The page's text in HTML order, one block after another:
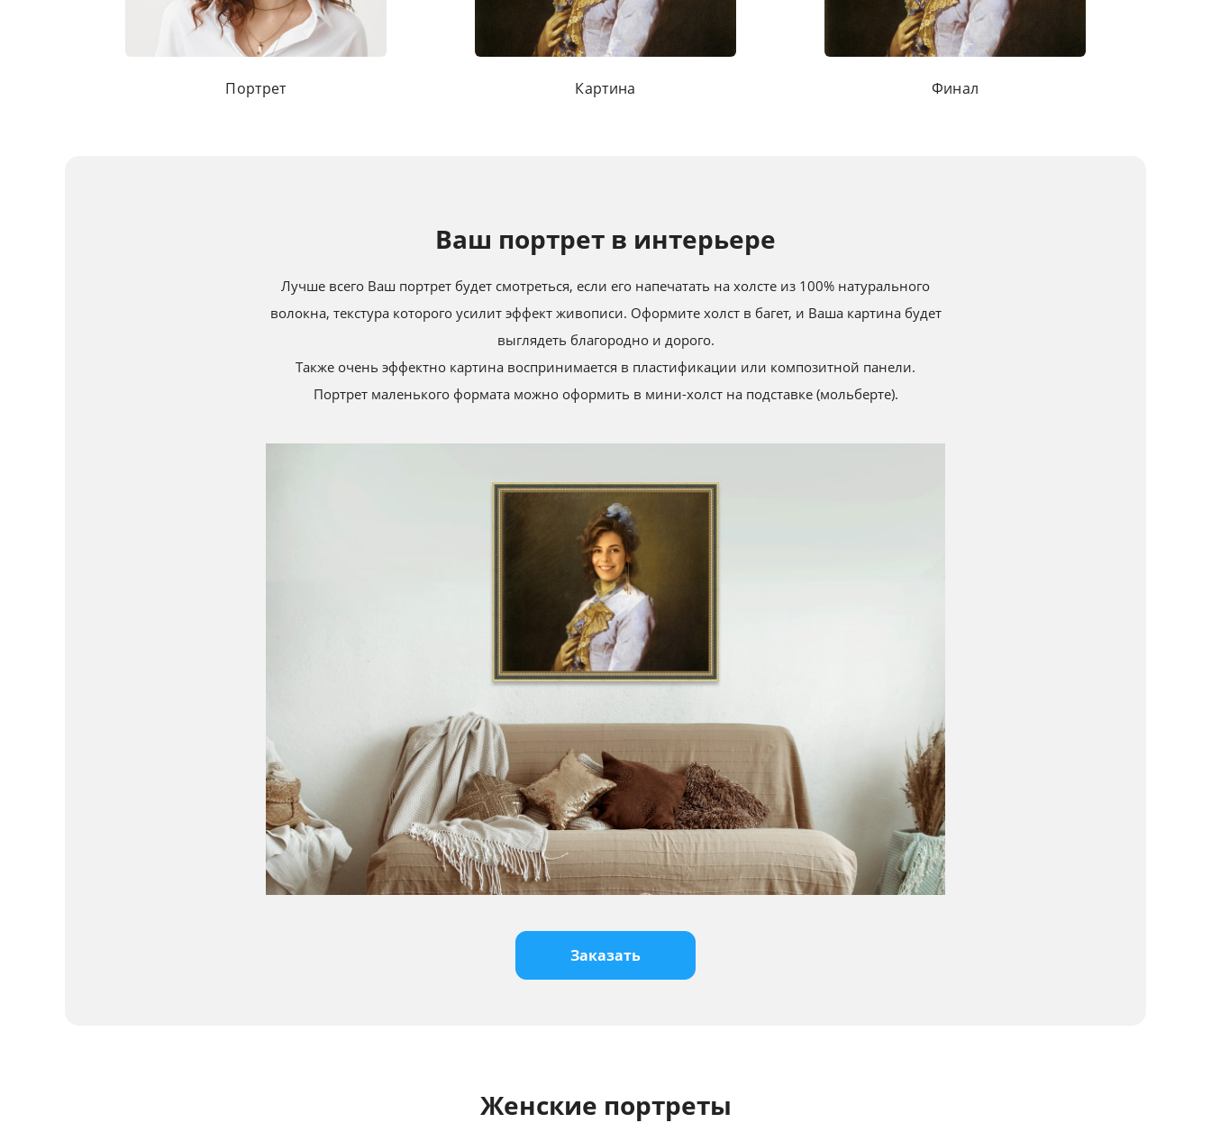
Портрет Картина Финал
Ваш портрет в интерьере
Лучше всего Ваш портрет будет cмотреться, если его напечатать на холсте из 100% натурального
волокна, текстура которого усилит эффект живописи. Оформите холст в багет, и Ваша картина будет
выглядеть благородно и дорого.
Также очень эффектно картина воспринимается в пластификации или композитной панели.
Портрет маленького формата можно оформить в мини-холст на подставке (мольберте).
Заказать
Женские портреты